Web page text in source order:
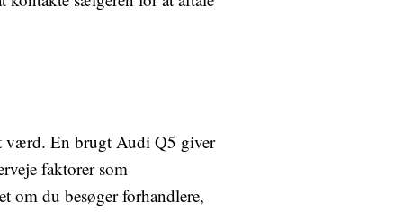
værd. En brugt Audi Q5 giver
faktorer som
om du besøger forhandlere,